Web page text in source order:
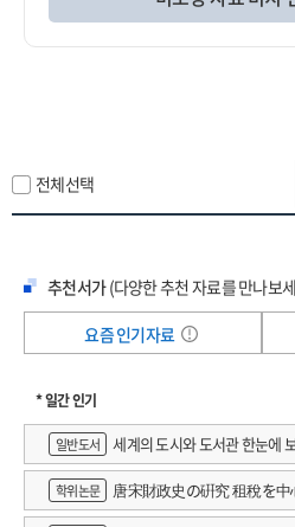
전체선택
추천서가(다양한 추천 자료를 만나보
요즘 인기자료
* 일간 인기
일반도서
세계의 도시와 도서관 한눈에
학위논문 唐宋財政史の硏究 租稅を中